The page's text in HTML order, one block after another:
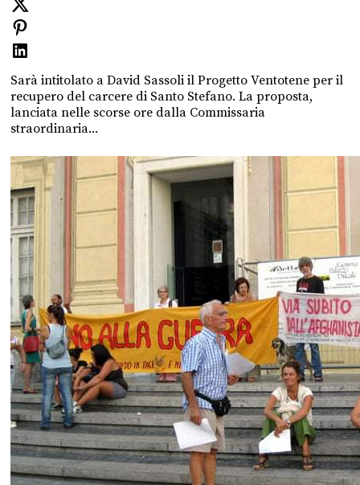
Sarà intitolato a David Sassoli il Progetto Ventotene per il
recupero del carcere di Santo Stefano. La proposta,
lanciata nelle scorse ore dalla Commissaria
straordinaria...